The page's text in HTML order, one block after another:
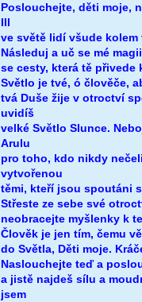
Poslouchejte, děti moje,
III
ve světě lidí všude kolem
Následuj a uč se mé
se cesty, která tě přivede
Světlo je tvé, ó člověče,
tvá Duše žije v otroctví
uvidíš
velké Světlo Slunce.
Arulu
pro toho, kdo nikdy
vytvořenou
těmi, kteří jsou spoutáni
Střeste ze sebe své
neobracejte myšlenky k
Člověk je jen tím, čemu
do Světla, Děti moje.
Naslouchejte teď a
a jistě najdeš sílu a
jsem